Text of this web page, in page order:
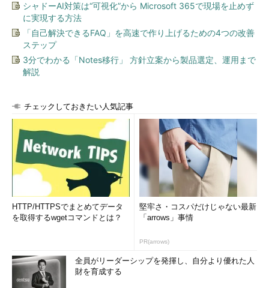
シャドーAI対策は“可視化”から Microsoft 365で現場を止めず
に実現する方法
「自己解決できるFAQ」を高速で作り上げるための4つの改善
ステップ
3分でわかる「Notes移行」 方針立案から製品選定、運用まで
解説
チェックしておきたい人気記事
HTTP/HTTPSでまとめてデータ
を取得するwgetコマンドとは？
堅牢さ・コスパだけじゃない最新
「arrows」事情
PR(arrows)
全員がリーダーシップを発揮し、自分より優れた人
財を育成する